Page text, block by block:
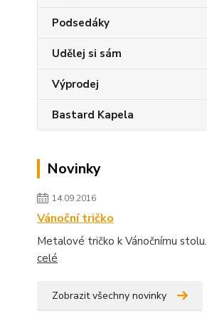
Podsedáky
Udělej si sám
Výprodej
Bastard Kapela
Novinky
14.09.2016
Vánoční tričko
Metalové tričko k Vánočnímu stolu.
celé
Zobrazit všechny novinky